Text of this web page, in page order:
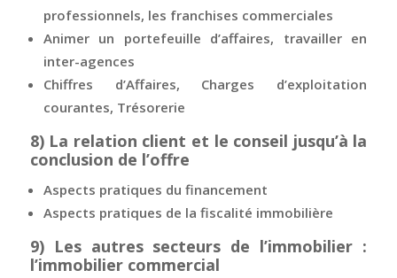
professionnels, les franchises commerciales
Animer un portefeuille d’affaires, travailler en
inter-agences
Chiffres d’Affaires, Charges d’exploitation
courantes, Trésorerie
8) La relation client et le conseil jusqu’à la
conclusion de l’offre
Aspects pratiques du financement
Aspects pratiques de la fiscalité immobilière
9) Les autres secteurs de l’immobilier :
l’immobilier commercial